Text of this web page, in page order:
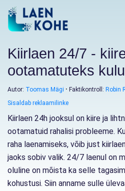
Kiirlaen 24/7 -
ootamatuteks
Autor: Toomas Mägi Faktikontroll: Robin
Sisaldab reklaamilinke
Kiirlaen 24h jooksul on kiire ja
ootamatuid rahalisi probleeme.
raha laenamiseks, võib just
jaoks sobiv valik. 24/7 laenul on
oluline on mõista ka selle
kohustusi. Siin anname sulle